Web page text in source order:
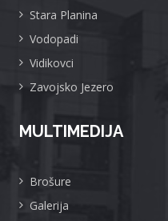
Stara Planina
Vodopadi
Vidikovci
Zavojsko Jezero
MULTIMEDIJA
Brošure
Galerija